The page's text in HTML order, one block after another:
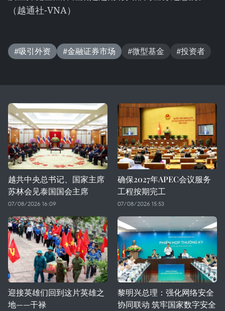
（越通社-VNA）
#吸引外资 #金融证券市场 #微型基金 #投资者
越共中央总书记、国家主席
苏林会见泰国国会主席
07/08/2026 16:09
确保2027年APEC会议服务
工程按期完工
07/08/2026 15:53
迎接英雄们回到这片英雄之
地——干禄
黎明兴总理：强化网络安全
协同联动 筑牢国家数字安全